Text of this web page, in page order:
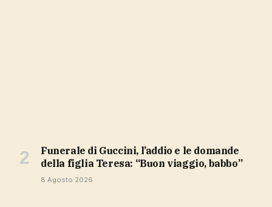
Funerale di Guccini, l’addio e le domande
della figlia Teresa: “Buon viaggio, babbo”
8 Agosto 2026